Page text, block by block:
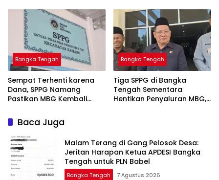
Layanan Polri 110
Dana Banper Belum Cair
Bangka Tengah
‎Sempat Terhenti karena
Dana, SPPG Namang
Pastikan MBG Kembali
Bangka Tengah
‎Tiga SPPG di Bangka
Tengah Sementara
Hentikan Penyaluran MBG,
Baca Juga
Malam Terang di Gang Pelosok Desa:
Jeritan Harapan Ketua APDESI Bangka
Tengah untuk PLN Babel
Bangka Tengah 7 Agustus 2026